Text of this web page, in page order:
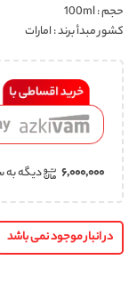
حجم : 100ml
کشور مبدأ برند : امارات
۶,۰۰۰,۰۰۰ دیگه به
در انبار موجود نمی باشد